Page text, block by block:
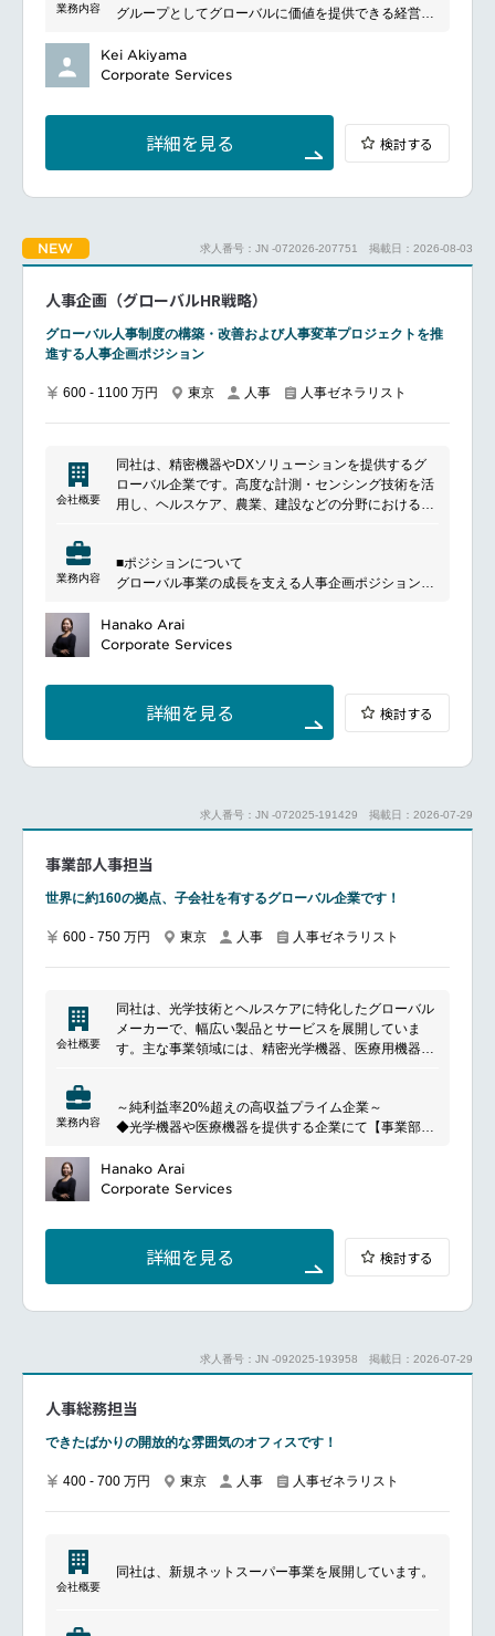
グローバルHRガバナンスの企画・運営
メント）制度の企画・立案
海外駐在員の赴任・赴任中・帰任に係るモビリティ業
の実現においてグローバル人事機能の強化は非常に重
海外事業の変革フェーズにおける、グローバル人事施
これまでモビリティ業務を担ってきた方にとっては、
リアの幅を広げることができます。
国内・海外の経営層とのメールや会議を通じたコミュ
会があります。
リモートワークが中心で、出社は週１～２日程度で
です。
━━━━━━━━━━━━━━━#spotlightjob10
人材活用を支える業界大手の一社です。
業務内容
グループとしてグローバルに価値を提供できる経営の
評価報酬/タレントマネジメントおよびモビリティ制度
の企画・運用を一貫して担っています。
ています。
30～40代を中心に在籍しており、新卒・中途入社比、
男女比は約半々のチーム構成です。
メンバー各々が自発的な思考を持ち、新しい挑戦に対
現在、アジア・パシフィック地域の経営体制変更や欧
おり、グローバル人事戦略やガバナンスの一層の強化
が求められています。
本ポジションでは、管理職が策定した方針に基づき、
グローバル人事施策の企画サポート・運用を中心に担
グローバル人事を新たなステージへと進化させるた
グローバル人事戦略を踏まえた評価報酬/タレントマネ
ジメント施策の企画サポート・運用
M&AにおけるPMIの推進サポート
メント）制度の企画サポート・運用
海外駐在員の赴任・赴任中・帰任に係るモビリティ業
務、安全管理など）の改善・標準化・運用
グローバルHRカンファレンスの運営サポート
海外展開の強化はグループの重要戦略の1つです。そ
の実現においてグローバル人事機能の強化は非常に重
海外事業の変革フェーズにおける、グローバル人事施
これまでモビリティ業務を担ってきた方にとっては、
リアの幅を広げることができます。
国内・海外の経営層とのメールや会議を通じたコミュ
ニケーションの機会がありますので英語を使用する機
会があります。
す。マンスリーフレックスのためはたらきやすい環境
━━━━━━━━━━━━━━━#spotlightjob2
Kei Akiyama
Corporate Services
詳細を見る 検討する
NEW 求人番号：JN -072026-207751 掲載日：2026-08-03
人事企画（グローバルHR戦略）
グローバル人事制度の構築・改善および人事変革プロジェクトを推
進する人事企画ポジション
600 - 1100 万円 東京 人事 人事ゼネラリスト
会社概要
同社は、精密機器やDXソリューションを提供するグ
ローバル企業です。高度な計測・センシング技術を活
用し、ヘルスケア、農業、建設などの分野における業
み、持続可能な社会の実現に貢献しています。
業務内容
■ポジションについて
グローバル事業の成長を支える人事企画ポジションで
人事制度の企画・改善や各種人事プロジェクトの推進
を通じて、組織課題の解決およびグローバルHR戦略
■主な業務内容
人事制度の企画・導入・運用
グローバル人事制度の展開およびローカライズ対応
組織・人材に関する課題の分析および改善施策の立案
経営方針・事業戦略に沿った人事施策の推進
■ポジションの魅力
人事制度改革や組織変革プロジェクトを推進できる
将来的に海外で活躍できる可能性がある
━━━━━━━━━━━━━━━#spotlightjob3
Hanako Arai
Corporate Services
詳細を見る 検討する
求人番号：JN -072025-191429 掲載日：2026-07-29
事業部人事担当
世界に約160の拠点、子会社を有するグローバル企業です！
600 - 750 万円 東京 人事 人事ゼネラリスト
会社概要
同社は、光学技術とヘルスケアに特化したグローバル
メーカーで、幅広い製品とサービスを展開していま
す。主な事業領域には、精密光学機器、医療用機器、
療機器において高い技術力を持ち、革新的な製品の開
発に注力しています。また、半導体製造装置や光学部
での競争力を強化しています。高度な研究開発と品質
管理を通じて、顧客のニーズに応え、高い信頼性と性
業務内容
～純利益率20%超えの高収益プライム企業～
◆光学機器や医療機器を提供する企業にて【事業部人
を募集いたします◆
1941年に光学レンズメーカーとして創業した同社は、
信」の2つの事業領域において、
メガネやコンタクトレンズ、医療用内視鏡、白内障用
眼内レンズ、
さらには半導体やデジタル機器産業を支える精密機
■働き方勤務地：昭島市リモートについて：当面は出
ので利用可能です！
と英語スキル
----------ポジションについて-
▼業務内容
Hanako Arai
Corporate Services
詳細を見る 検討する
求人番号：JN -092025-193958 掲載日：2026-07-29
人事総務担当
できたばかりの開放的な雰囲気のオフィスです！
400 - 700 万円 東京 人事 人事ゼネラリスト
会社概要
同社は、新規ネットスーパー事業を展開しています。